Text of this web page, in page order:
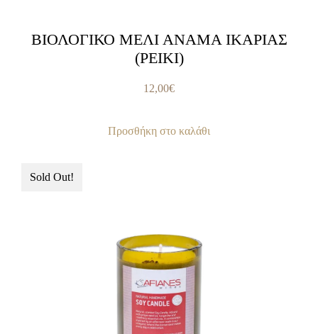
ΒΙΟΛΟΓΙΚΟ ΜΕΛΙ ΑΝΑΜΑ ΙΚΑΡΙΑΣ
(ΡΕΙΚΙ)
12,00€
Προσθήκη στο καλάθι
Sold Out!